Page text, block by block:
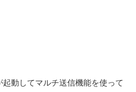
動してマルチ送信機能を使って